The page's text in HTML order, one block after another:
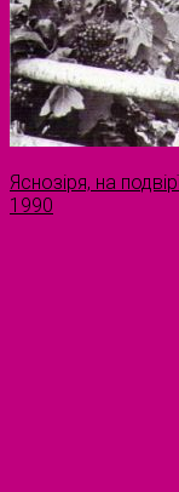
Яснозіря, на
1990